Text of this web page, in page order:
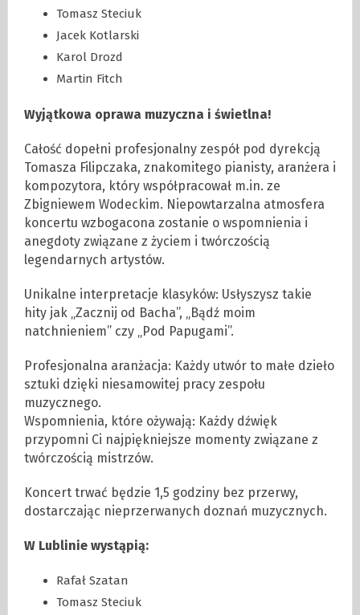
Tomasz Steciuk
Jacek Kotlarski
Karol Drozd
Martin Fitch
Wyjątkowa oprawa muzyczna i świetlna!
Całość dopełni profesjonalny zespół pod dyrekcją
Tomasza Filipczaka, znakomitego pianisty, aranżera i
kompozytora, który współpracował m.in. ze
Zbigniewem Wodeckim. Niepowtarzalna atmosfera
koncertu wzbogacona zostanie o wspomnienia i
anegdoty związane z życiem i twórczością
legendarnych artystów.
Unikalne interpretacje klasyków: Usłyszysz takie
hity jak „Zacznij od Bacha”, „Bądź moim
natchnieniem” czy „Pod Papugami”.
Profesjonalna aranżacja: Każdy utwór to małe dzieło
sztuki dzięki niesamowitej pracy zespołu
muzycznego.
Wspomnienia, które ożywają: Każdy dźwięk
przypomni Ci najpiękniejsze momenty związane z
twórczością mistrzów.
Koncert trwać będzie 1,5 godziny bez przerwy,
dostarczając nieprzerwanych doznań muzycznych.
W Lublinie wystąpią:
Rafał Szatan
Tomasz Steciuk